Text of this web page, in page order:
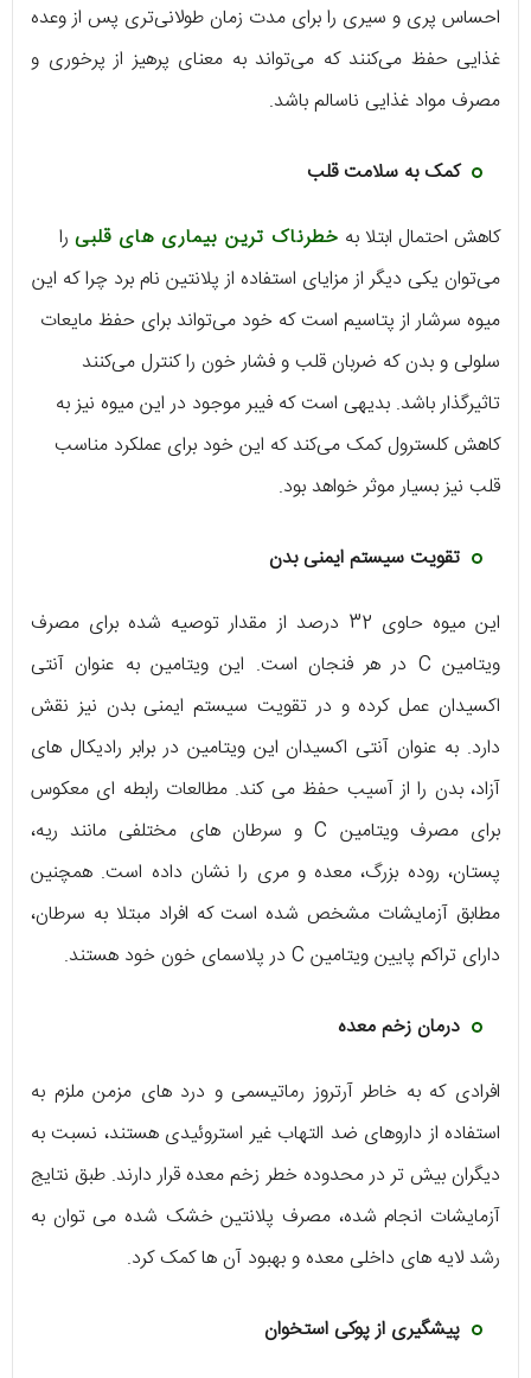
احساس پری و سیری را برای مدت زمان طولانی‌تری پس از وعده
غذایی حفظ می‌کنند که می‌تواند به معنای پرهیز از پرخوری و
مصرف مواد غذایی ناسالم باشد.
کمک به سلامت قلب
کاهش احتمال ابتلا به خطرناک ترین بیماری های قلبی را
می‌توان یکی دیگر از مزایای استفاده از پلانتین نام برد چرا که این
میوه سرشار از پتاسیم است که خود می‌تواند برای حفظ مایعات
سلولی و بدن که ضربان قلب و فشار خون را کنترل می‌کنند
تاثیرگذار باشد. بدیهی است که فیبر موجود در این میوه نیز به
کاهش کلسترول کمک می‌کند که این خود برای عملکرد مناسب
قلب نیز بسیار موثر خواهد بود.
تقویت سیستم ایمنی بدن
این میوه حاوی 32 درصد از مقدار توصیه شده برای مصرف
ویتامین C در هر فنجان است. این ویتامین به عنوان آنتی
اکسیدان عمل کرده و در تقویت سیستم ایمنی بدن نیز نقش
دارد. به عنوان آنتی اکسیدان این ویتامین در برابر رادیکال های
آزاد، بدن را از آسیب حفظ می کند. مطالعات رابطه ای معکوس
برای مصرف ویتامین C و سرطان های مختلفی مانند ریه،
پستان، روده بزرگ، معده و مری را نشان داده است. همچنین
مطابق آزمایشات مشخص شده است که افراد مبتلا به سرطان،
دارای تراکم پایین ویتامین C در پلاسمای خون خود هستند.
درمان زخم معده
افرادی که به خاطر آرتروز رماتیسمی و درد های مزمن ملزم به
استفاده از داروهای ضد التهاب غیر استروئیدی هستند، نسبت به
دیگران بیش تر در محدوده خطر زخم معده قرار دارند. طبق نتایج
آزمایشات انجام شده، مصرف پلانتین خشک شده می توان به
رشد لایه های داخلی معده و بهبود آن ها کمک کرد.
پیشگیری از پوکی استخوان